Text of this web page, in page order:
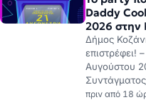
επιστρέφει!
Αυγούστου
πριν από 18
ΕΙΔΉΣΕΙΣ